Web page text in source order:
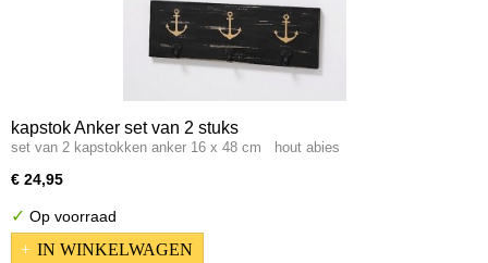
kapstok Anker set van 2 stuks
set van 2 kapstokken anker 16 x 48 cm hout abies
€ 24,95
✓ Op voorraad
IN WINKELWAGEN